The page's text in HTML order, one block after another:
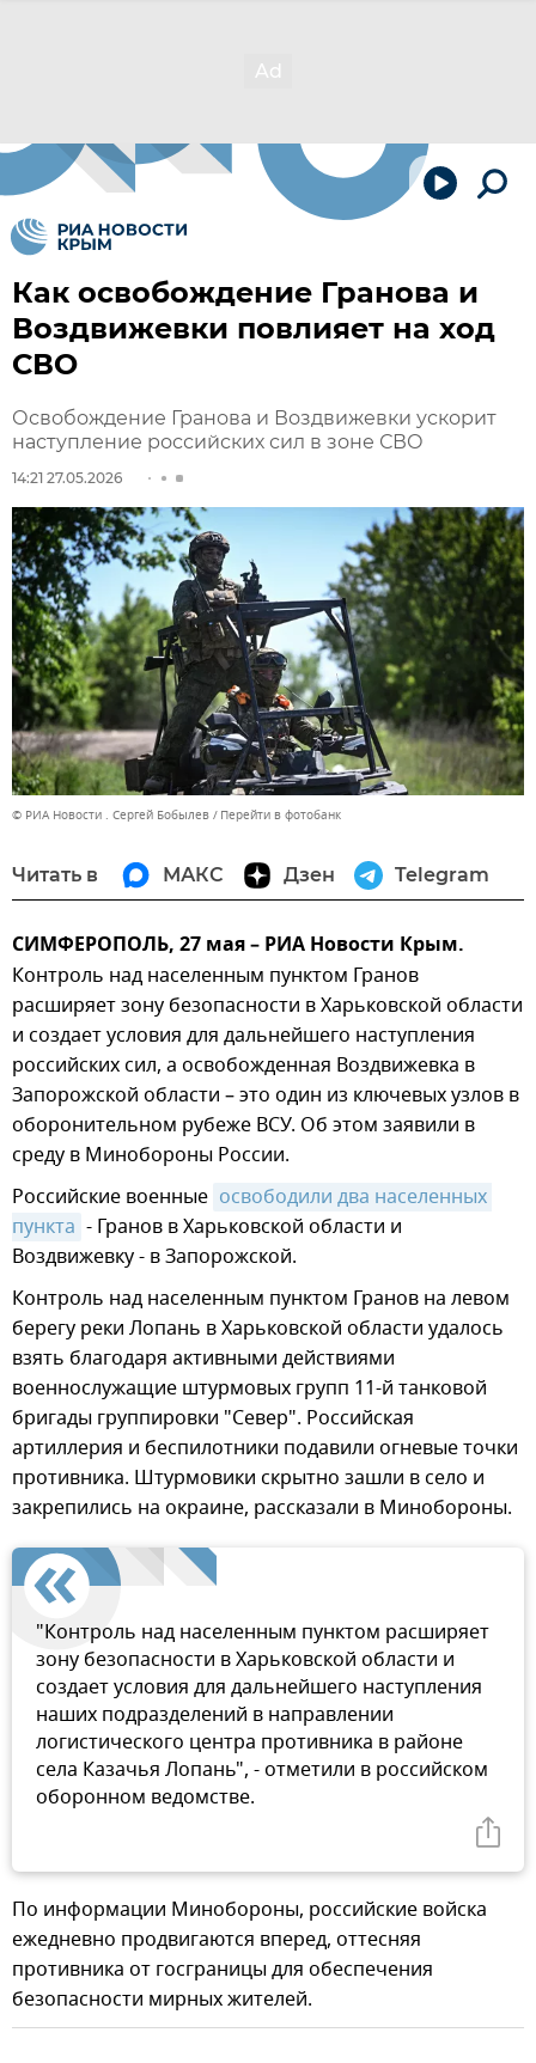
Как освобождение Гранова и
Воздвижевки повлияет на ход
СВО
Освобождение Гранова и Воздвижевки ускорит
наступление российских сил в зоне СВО
14:21 27.05.2026
© РИА Новости . Сергей Бобылев Перейти в фотобанк
Читать в МАКС Дзен Telegram
СИМФЕРОПОЛЬ, 27 мая – РИА Новости Крым.
Контроль над населенным пунктом Гранов
расширяет зону безопасности в Харьковской области
и создает условия для дальнейшего наступления
российских сил, а освобожденная Воздвижевка в
Запорожской области – это один из ключевых узлов в
оборонительном рубеже ВСУ. Об этом заявили в
среду в Минобороны России.
Российские военные освободили два населенных
пункта - Гранов в Харьковской области и
Воздвижевку - в Запорожской.
Контроль над населенным пунктом Гранов на левом
берегу реки Лопань в Харьковской области удалось
взять благодаря активными действиями
военнослужащие штурмовых групп 11-й танковой
бригады группировки "Север". Российская
артиллерия и беспилотники подавили огневые точки
противника. Штурмовики скрытно зашли в село и
закрепились на окраине, рассказали в Минобороны.
"Контроль над населенным пунктом расширяет
зону безопасности в Харьковской области и
создает условия для дальнейшего наступления
наших подразделений в направлении
логистического центра противника в районе
села Казачья Лопань", - отметили в российском
оборонном ведомстве.
По информации Минобороны, российские войска
ежедневно продвигаются вперед, оттесняя
противника от госграницы для обеспечения
безопасности мирных жителей.